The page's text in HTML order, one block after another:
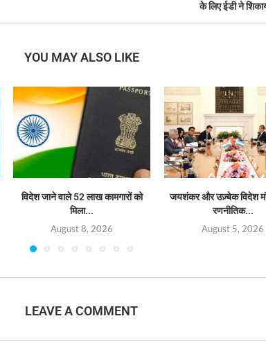
के लिए ईडी ने
YOU MAY ALSO LIKE
विदेश जाने वाले 52 लाख कामगारों को
मिला...
August 8, 2026
जयशंकर और उज़्बेक विदेश
रणनीतिक...
August 5, 2026
LEAVE A COMMENT